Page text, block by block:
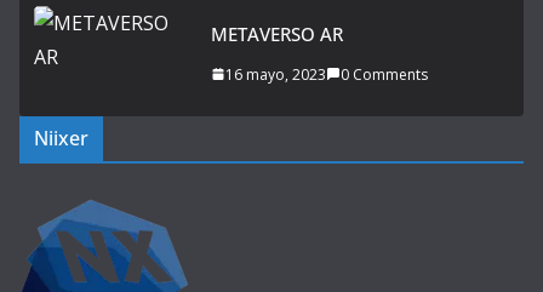
METAVERSO AR
16 mayo, 2023 0 Comments
Niixer